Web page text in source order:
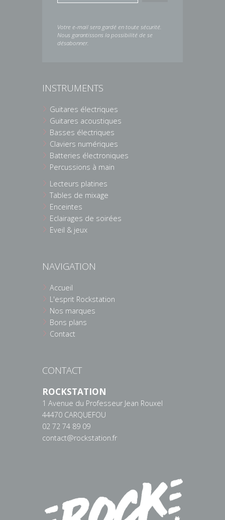
Votre e-mail sera gardé en toute sécurité.
Nous garantissons la possibilité de se
désabonner.
INSTRUMENTS
Guitares électriques
Guitares acoustiques
Basses électriques
Claviers numériques
Batteries électroniques
Percussions à main
Lecteurs platines
Tables de mixage
Enceintes
Eclairages de soirées
Eveil & jeux
NAVIGATION
Accueil
L'esprit Rockstation
Nos marques
Bons plans
Contact
CONTACT
ROCKSTATION
1 Avenue du Professeur Jean Rouxel
44470 CARQUEFOU
02 72 74 89 09
contact@rockstation.fr